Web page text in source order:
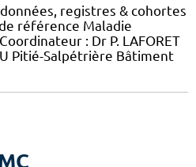
registres & cohortes
référence Maladie
: Dr P. LAFORET
Pitié-Salpétrière Bâtiment